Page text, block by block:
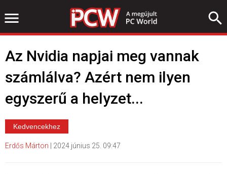
Az Nvidia napjai meg vannak
számlálva? Azért nem ilyen
egyszerű a helyzet...
Kedvencekhez
Erdős Márton 2024 június 25. 09:47